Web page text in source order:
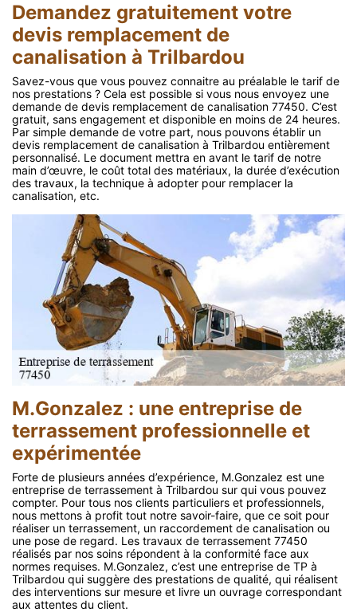
Demandez gratuitement votre
devis remplacement de
canalisation à Trilbardou
Savez-vous que vous pouvez connaitre au préalable le tarif de
nos prestations ? Cela est possible si vous nous envoyez une
demande de devis remplacement de canalisation 77450. C’est
gratuit, sans engagement et disponible en moins de 24 heures.
Par simple demande de votre part, nous pouvons établir un
devis remplacement de canalisation à Trilbardou entièrement
personnalisé. Le document mettra en avant le tarif de notre
main d’œuvre, le coût total des matériaux, la durée d’exécution
des travaux, la technique à adopter pour remplacer la
canalisation, etc.
M.Gonzalez : une entreprise de
terrassement professionnelle et
expérimentée
Forte de plusieurs années d’expérience, M.Gonzalez est une
entreprise de terrassement à Trilbardou sur qui vous pouvez
compter. Pour tous nos clients particuliers et professionnels,
nous mettons à profit tout notre savoir-faire, que ce soit pour
réaliser un terrassement, un raccordement de canalisation ou
une pose de regard. Les travaux de terrassement 77450
réalisés par nos soins répondent à la conformité face aux
normes requises. M.Gonzalez, c’est une entreprise de TP à
Trilbardou qui suggère des prestations de qualité, qui réalisent
des interventions sur mesure et livre un ouvrage correspondant
aux attentes du client.